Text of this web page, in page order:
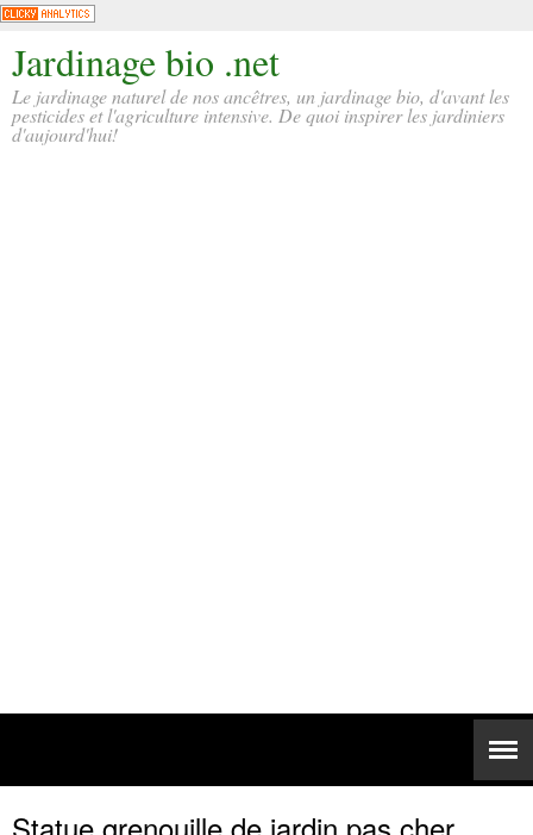
Jardinage bio .net
Le jardinage naturel de nos ancêtres, un jardinage bio, d'avant les
pesticides et l'agriculture intensive. De quoi inspirer les jardiniers
d'aujourd'hui!